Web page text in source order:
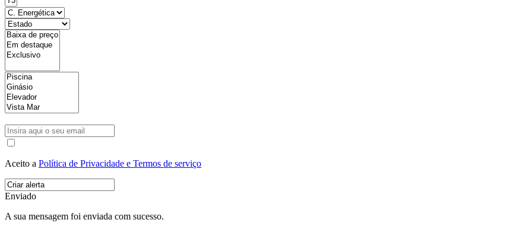
Aceito a Política de Privacidade e Termos de serviço
Enviado
A sua mensagem foi enviada com sucesso.